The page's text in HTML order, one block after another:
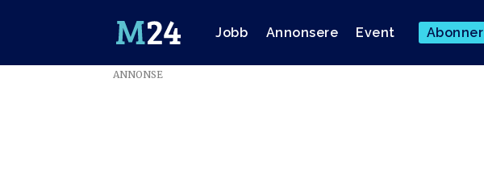
Jobb Annonsere Event Abonner
ANNONSE